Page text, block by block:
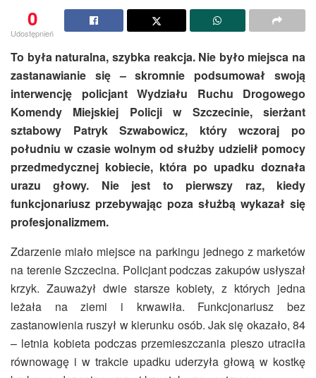
0
Udostępnień
To była naturalna, szybka reakcja. Nie było miejsca na
zastanawianie się – skromnie podsumował swoją
interwencję policjant Wydziału Ruchu Drogowego
Komendy Miejskiej Policji w Szczecinie, sierżant
sztabowy Patryk Szwabowicz, który wczoraj po
południu w czasie wolnym od służby udzielił pomocy
przedmedycznej kobiecie, która po upadku doznała
urazu głowy. Nie jest to pierwszy raz, kiedy
funkcjonariusz przebywając poza służbą wykazał się
profesjonalizmem.
Zdarzenie miało miejsce na parkingu jednego z marketów
na terenie Szczecina. Policjant podczas zakupów usłyszał
krzyk. Zauważył dwie starsze kobiety, z których jedna
leżała na ziemi i krwawiła. Funkcjonariusz bez
zastanowienia ruszył w kierunku osób. Jak się okazało, 84
– letnia kobieta podczas przemieszczania pieszo utraciła
równowagę i w trakcie upadku uderzyła głową w kostkę